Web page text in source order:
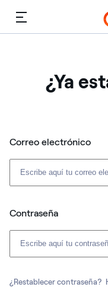
Menú
¿Ya
Correo electrónico
Contraseña
¿Restablecer contraseña?